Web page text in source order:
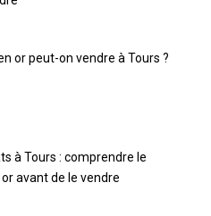
or peut-on vendre à Tours ?
à Tours : comprendre le
avant de le vendre